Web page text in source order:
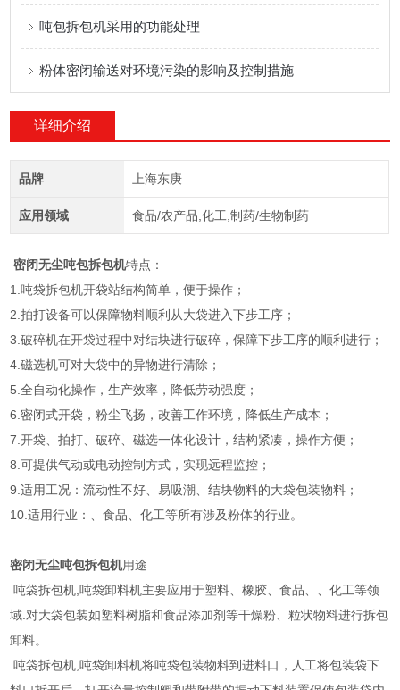
吨包拆包机采用的功能处理
粉体密闭输送对环境污染的影响及控制措施
详细介绍
品牌 上海东庚
应用领域 食品/农产品,化工,制药/生物制药
密闭无尘吨包拆包机特点：
1.吨袋拆包机开袋站结构简单，便于操作；
2.拍打设备可以保障物料顺利从大袋进入下步工序；
3.破碎机在开袋过程中对结块进行破碎，保障下步工序的顺利进行；
4.磁选机可对大袋中的异物进行清除；
5.全自动化操作，生产效率，降低劳动强度；
6.密闭式开袋，粉尘飞扬，改善工作环境，降低生产成本；
7.开袋、拍打、破碎、磁选一体化设计，结构紧凑，操作方便；
8.可提供气动或电动控制方式，实现远程监控；
9.适用工况：流动性不好、易吸潮、结块物料的大袋包装物料；
10.适用行业：、食品、化工等所有涉及粉体的行业。
密闭无尘吨包拆包机用途
吨袋拆包机,吨袋卸料机主要应用于塑料、橡胶、食品、、化工等领
域.对大袋包装如塑料树脂和食品添加剂等干燥粉、粒状物料进行拆包
卸料。
吨袋拆包机,吨袋卸料机将吨袋包装物料到进料口，人工将包装袋下